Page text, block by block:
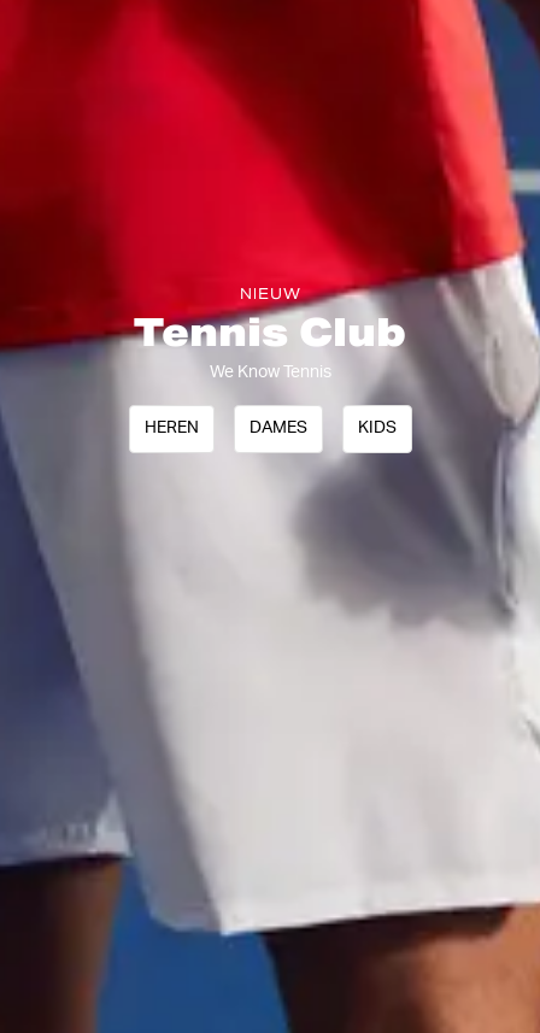
NIEUW
Tennis Club
We Know Tennis
HEREN DAMES KIDS